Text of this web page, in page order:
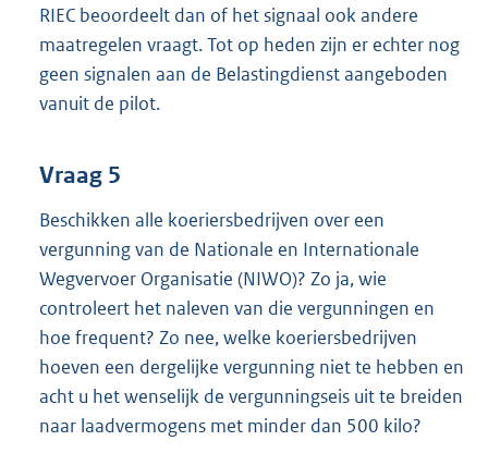
RIEC beoordeelt dan of het signaal ook andere
maatregelen vraagt. Tot op heden zijn er echter nog
geen signalen aan de Belastingdienst aangeboden
vanuit de pilot.
Vraag 5
Beschikken alle koeriersbedrijven over een
vergunning van de Nationale en Internationale
Wegvervoer Organisatie (NIWO)? Zo ja, wie
controleert het naleven van die vergunningen en
hoe frequent? Zo nee, welke koeriersbedrijven
hoeven een dergelijke vergunning niet te hebben en
acht u het wenselijk de vergunningseis uit te breiden
naar laadvermogens met minder dan 500 kilo?